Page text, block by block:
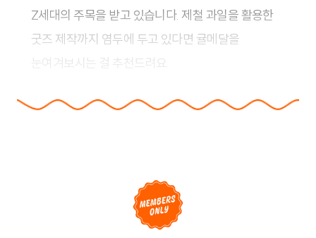
Z세대의 주목을 받고 있습니다. 제철 과일을 활용한
굿즈 제작까지 염두에 두고 있다면 귤메달을
눈여겨보시는 걸 추천드려요.